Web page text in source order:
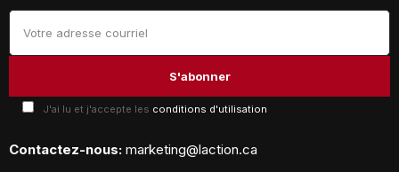
J'ai lu et j'accepte les conditions d'utilisation
Contactez-nous: marketing@laction.ca